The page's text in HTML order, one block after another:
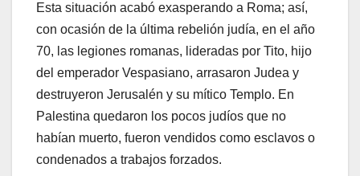
Esta situación acabó exasperando a Roma; así,
con ocasión de la última rebelión judía, en el año
70, las legiones romanas, lideradas por Tito, hijo
del emperador Vespasiano, arrasaron Judea y
destruyeron Jerusalén y su mítico Templo. En
Palestina quedaron los pocos judíos que no
habían muerto, fueron vendidos como esclavos o
condenados a trabajos forzados.